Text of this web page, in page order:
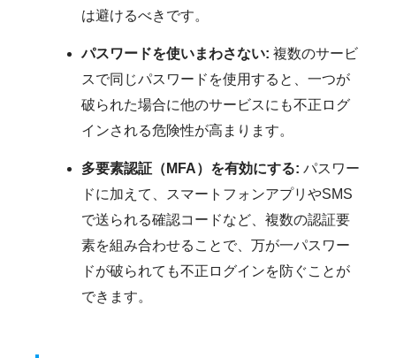
は避けるべきです。
パスワードを使いまわさない: 複数のサービ
スで同じパスワードを使用すると、一つが
破られた場合に他のサービスにも不正ログ
インされる危険性が高まります。
多要素認証（MFA）を有効にする: パスワー
ドに加えて、スマートフォンアプリやSMS
で送られる確認コードなど、複数の認証要
素を組み合わせることで、万が一パスワー
ドが破られても不正ログインを防ぐことが
できます。